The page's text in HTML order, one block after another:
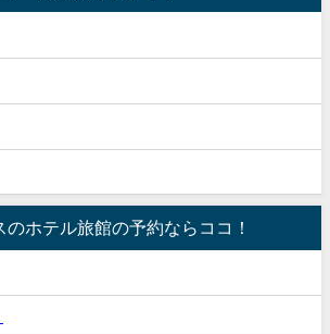
ホテル旅館の予約ならココ！